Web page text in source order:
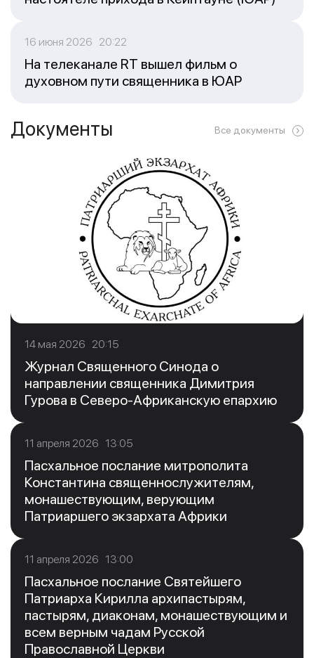
16 июня 2026 20:22
На телеканале RT вышел фильм о
духовном пути священника в ЮАР
Документы Все документы
14 мая 2026 20:15
Журнал Священного Синода о
направлении священника Димитрия
Гурова в Северо-Африканскую епархию
11 апреля 2026 13:05
Пасхальное послание митрополита
Константина священнослужителям,
монашествующим, верующим
Патриаршего экзархата Африки
11 апреля 2026 13:00
Пасхальное послание Святейшего
Патриарха Кирилла архипастырям,
пастырям, диаконам, монашествующим и
всем верным чадам Русской
Православной Церкви